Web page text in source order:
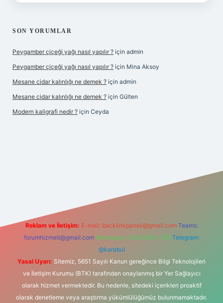
SON YORUMLAR
Peygamber çiçeği yağı nasıl yapılır ? için admin
Peygamber çiçeği yağı nasıl yapılır ? için Mina Aksoy
Mesane cidar kalınlığı ne demek ? için admin
Mesane cidar kalınlığı ne demek ? için Gülten
Modern kaligrafi nedir ? için Ceyda
Reklam ve İletişim: E-mail: backlinkpaneli@gmail.com Teams:
forumhizmeti@gmail.com Whatsapp: 0262 606 0 726 Telegram:
@karabul
Yasal Uyarı: Sitemiz, 5651 Sayılı Kanun gereğince Bilgi Teknolojileri
ve İletişim Kurumu (BTK) tarafından onaylanmış bir Yer Sağlayıcı
olarak hizmet vermektedir. Bu nedenle, sitedeki içerikleri proaktif
olarak denetleme veya araştırma yükümlülüğümüz bulunmamaktadır.